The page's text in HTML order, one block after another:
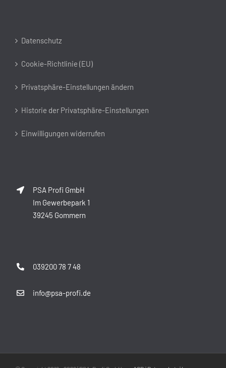
Datenschutz
Cookie-Richtlinie (EU)
Privatsphäre-Einstellungen ändern
Historie der Privatsphäre-Einstellungen
Einwilligungen widerrufen
PSA Profi GmbH
Im Gewerbepark 1
39245 Gommern
039200 78 7 48
info@psa-profi.de